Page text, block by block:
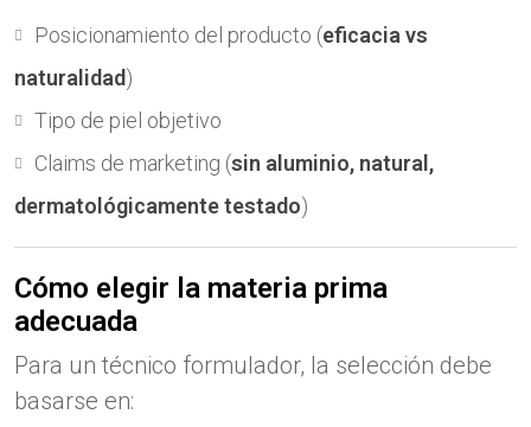
Posicionamiento del producto (eficacia vs
naturalidad)
Tipo de piel objetivo
Claims de marketing (sin aluminio, natural,
dermatológicamente testado)
Cómo elegir la materia prima
adecuada
Para un técnico formulador, la selección debe
basarse en: